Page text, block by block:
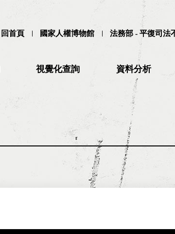
回首頁 國家人權博物館 法務部 - 平復司法
視覺化查詢 資料分析